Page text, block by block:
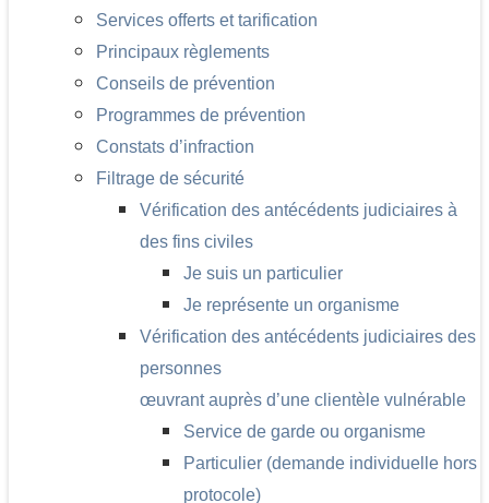
Services offerts et tarification
Principaux règlements
Conseils de prévention
Programmes de prévention
Constats d’infraction
Filtrage de sécurité
Vérification des antécédents judiciaires à
des fins civiles
Je suis un particulier
Je représente un organisme
Vérification des antécédents judiciaires des
personnes
œuvrant auprès d’une clientèle vulnérable
Service de garde ou organisme
Particulier (demande individuelle hors
protocole)